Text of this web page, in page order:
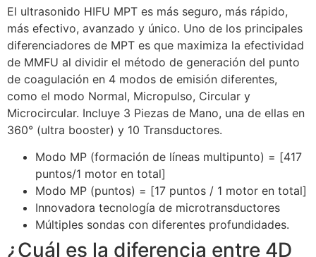
El ultrasonido HIFU MPT es más seguro, más rápido,
más efectivo, avanzado y único. Uno de los principales
diferenciadores de MPT es que maximiza la efectividad
de MMFU al dividir el método de generación del punto
de coagulación en 4 modos de emisión diferentes,
como el modo Normal, Micropulso, Circular y
Microcircular. Incluye 3 Piezas de Mano, una de ellas en
360° (ultra booster) y 10 Transductores.
Modo MP (formación de líneas multipunto) = [417
puntos/1 motor en total]
Modo MP (puntos) = [17 puntos / 1 motor en total]
Innovadora tecnología de microtransductores
Múltiples sondas con diferentes profundidades.
¿Cuál es la diferencia entre 4D